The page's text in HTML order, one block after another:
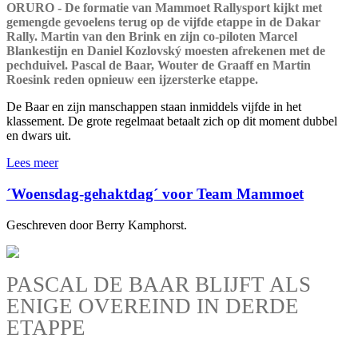
ORURO - De formatie van Mammoet Rallysport kijkt met
gemengde gevoelens terug op de vijfde etappe in de Dakar
Rally. Martin van den Brink en zijn co-piloten Marcel
Blankestijn en Daniel Kozlovský moesten afrekenen met de
pechduivel. Pascal de Baar, Wouter de Graaff en Martin
Roesink reden opnieuw een ijzersterke etappe.
De Baar en zijn manschappen staan inmiddels vijfde in het
klassement. De grote regelmaat betaalt zich op dit moment dubbel
en dwars uit.
Lees meer
´Woensdag-gehaktdag´ voor Team Mammoet
Geschreven door Berry Kamphorst.
PASCAL DE BAAR BLIJFT ALS
ENIGE OVEREIND IN DERDE
ETAPPE